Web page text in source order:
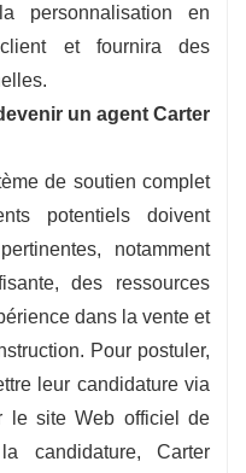
personnalisation en
et fournira des
un agent Carter
de soutien complet
potentiels doivent
notamment
des ressources
dans la vente et
Pour postuler,
leur candidature via
le site Web officiel de
candidature, Carter